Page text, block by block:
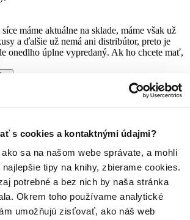
s cookies a kontaktnými údajmi?
sa na našom webe správate, a mohli
tipy na knihy, zbierame cookies.
potrebné a bez nich by naša stránka
Okrem toho používame analytické
umožňujú zisťovať, ako náš web
máme aktuálne na sklade, máme však už
a ďalšie už nemá ani distribútor, preto je
onedlho úplne vypredaný. Ak ho chcete mať,
väzba
z tejto knihy sa už predali všetky výtlačky a
v niektorých iných obchodoch, ktoré ešte
kusy.